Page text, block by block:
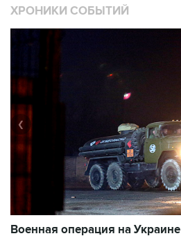
ХРОНИКИ СОБЫТИЙ
Военная операция на Украине
❮